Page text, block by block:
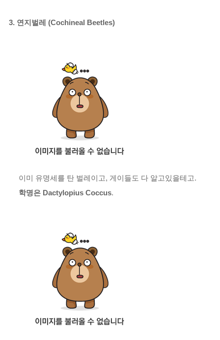
3. 연지벌레 (Cochineal Beetles)
이미 유명세를 탄 벌레이고, 게이들도 다 알고있을테고.
학명은 Dactylopius Coccus.